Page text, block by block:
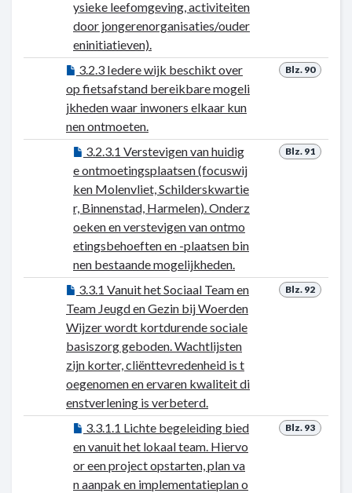
ysieke leefomgeving, activiteiten
door jongerenorganisaties/ouder
eninitiatieven).
Blz. 90
3.2.3 Iedere wijk beschikt over
op fietsafstand bereikbare mogeli
jkheden waar inwoners elkaar kun
nen ontmoeten.
Blz. 91
3.2.3.1 Verstevigen van huidig
e ontmoetingsplaatsen (focuswij
ken Molenvliet, Schilderskwartie
r, Binnenstad, Harmelen). Onderz
oeken en verstevigen van ontmo
etingsbehoeften en -plaatsen bin
nen bestaande mogelijkheden.
Blz. 92
3.3.1 Vanuit het Sociaal Team en
Team Jeugd en Gezin bij Woerden
Wijzer wordt kortdurende sociale
basiszorg geboden. Wachtlijsten
zijn korter, cliënttevredenheid is t
oegenomen en ervaren kwaliteit di
enstverlening is verbeterd.
Blz. 93
3.3.1.1 Lichte begeleiding bied
en vanuit het lokaal team. Hiervo
or een project opstarten, plan va
n aanpak en implementatieplan o